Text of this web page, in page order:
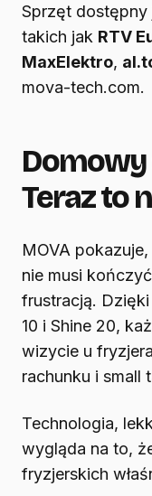
Sprzęt dostępny
takich jak RTV
MaxElektro,
mova-tech.com.
Domowy
Teraz to
MOVA
nie musi
frustracją.
10 i Shine 20,
wizycie u
rachunku i small
Technologia,
wygląda na to,
fryzjerskich